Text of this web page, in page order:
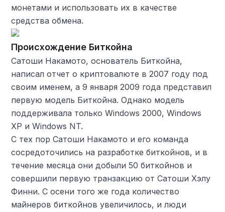
монетами и использовать их в качестве
средства обмена.
Происхождение Биткойна
Сатоши Накамото, основатель Биткойна,
написал отчет о криптовалюте в 2007 году под
своим именем, а 9 января 2009 года представил
первую модель Биткойна. Однако модель
поддерживала только Windows 2000, Windows
XP и Windows NT.
С тех пор Сатоши Накамото и его команда
сосредоточились на разработке биткойнов, и в
течение месяца они добыли 50 биткойнов и
совершили первую транзакцию от Сатоши Хэлу
Финни. С осени того же года количество
майнеров биткойнов увеличилось, и люди